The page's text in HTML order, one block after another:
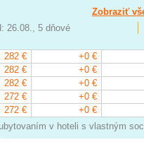
Zobraziť
26.08., 5 dňové
282 €
+0 €
282 €
+0 €
282 €
+0 €
272 €
+0 €
272 €
+0 €
v hoteli s vlastným